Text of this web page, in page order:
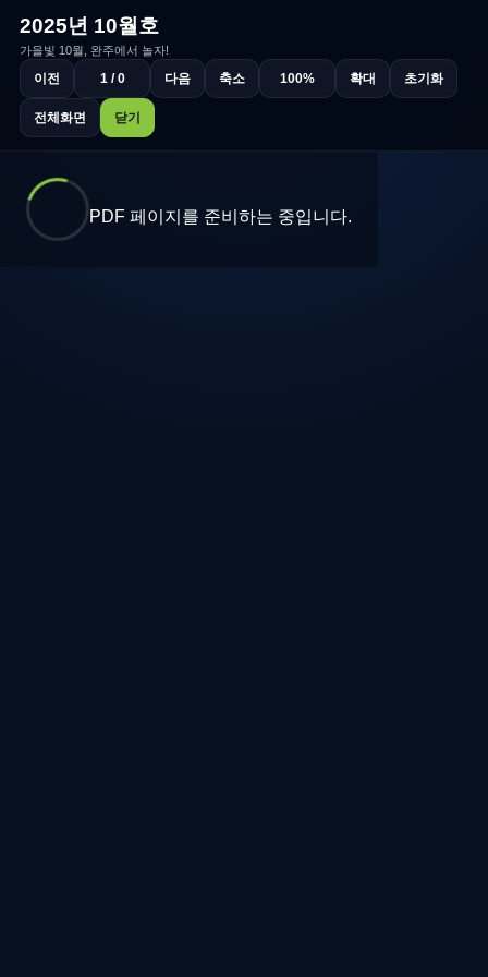
2025년 10월호
가을빛 10월, 완주에서 놀자!
이전 1 / 0 다음 축소 100% 확대 초기화
전체화면 닫기
PDF 페이지를 준비하는 중입니다.